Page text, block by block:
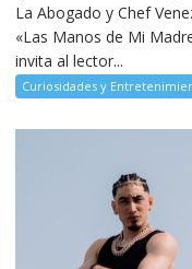
La Abogado y Chef
«Las Manos de Mi
invita al lector...
Curiosidades y